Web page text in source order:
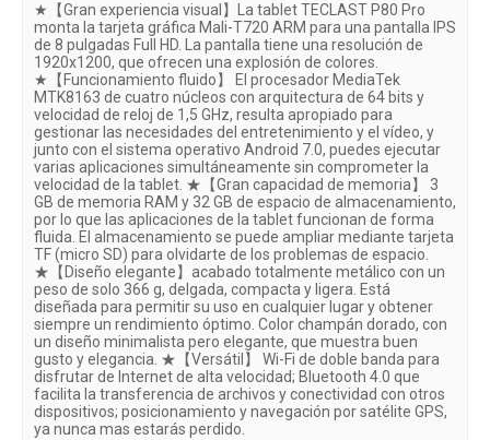
★【Gran experiencia visual】La tablet TECLAST P80 Pro
monta la tarjeta gráfica Mali-T720 ARM para una pantalla IPS
de 8 pulgadas Full HD. La pantalla tiene una resolución de
1920x1200, que ofrecen una explosión de colores.
★【Funcionamiento fluido】 El procesador MediaTek
MTK8163 de cuatro núcleos con arquitectura de 64 bits y
velocidad de reloj de 1,5 GHz, resulta apropiado para
gestionar las necesidades del entretenimiento y el vídeo, y
junto con el sistema operativo Android 7.0, puedes ejecutar
varias aplicaciones simultáneamente sin comprometer la
velocidad de la tablet. ★【Gran capacidad de memoria】 3
GB de memoria RAM y 32 GB de espacio de almacenamiento,
por lo que las aplicaciones de la tablet funcionan de forma
fluida. El almacenamiento se puede ampliar mediante tarjeta
TF (micro SD) para olvidarte de los problemas de espacio.
★【Diseño elegante】acabado totalmente metálico con un
peso de solo 366 g, delgada, compacta y ligera. Está
diseñada para permitir su uso en cualquier lugar y obtener
siempre un rendimiento óptimo. Color champán dorado, con
un diseño minimalista pero elegante, que muestra buen
gusto y elegancia. ★【Versátil】 Wi-Fi de doble banda para
disfrutar de Internet de alta velocidad; Bluetooth 4.0 que
facilita la transferencia de archivos y conectividad con otros
dispositivos; posicionamiento y navegación por satélite GPS,
ya nunca mas estarás perdido.